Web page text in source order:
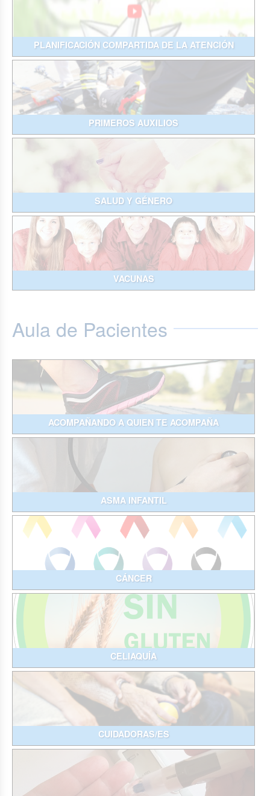
PLANIFICACIÓN COMPARTIDA DE LA ATENCIÓN
PRIMEROS AUXILIOS
SALUD Y GÉNERO
VACUNAS
Aula de Pacientes
ACOMPAÑANDO A QUIEN TE ACOMPAÑA
ASMA INFANTIL
CÁNCER
CELIAQUÍA
CUIDADORAS/ES